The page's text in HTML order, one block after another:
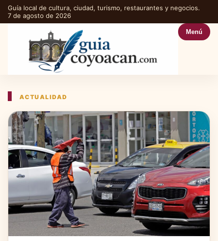
Guía local de cultura, ciudad, turismo, restaurantes y negocios.
7 de agosto de 2026
Menú
ACTUALIDAD